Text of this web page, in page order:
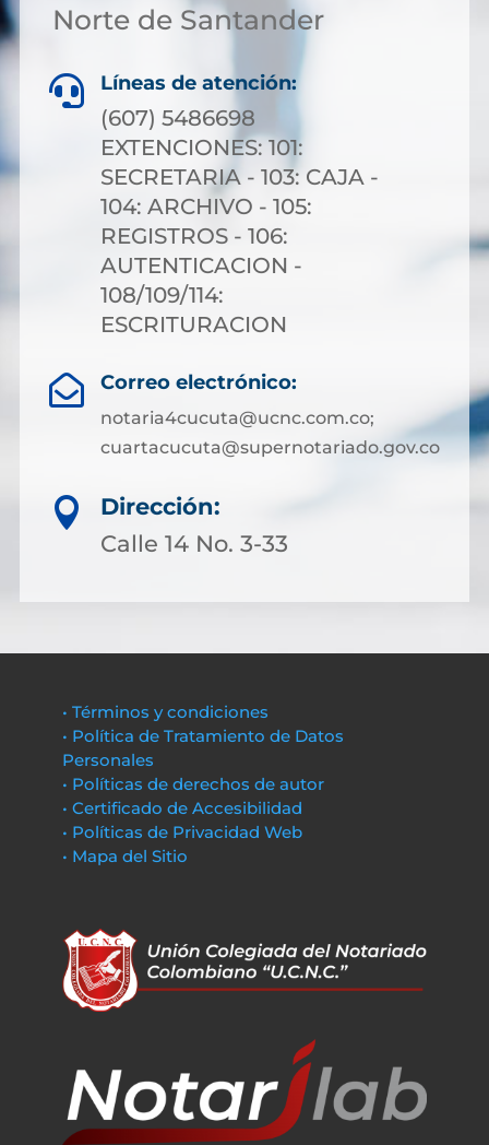
Norte de Santander
 Líneas de atención:
(607) 5486698
EXTENCIONES: 101:
SECRETARIA - 103: CAJA -
104: ARCHIVO - 105:
REGISTROS - 106:
AUTENTICACION -
108/109/114:
ESCRITURACION
 Correo electrónico:
notaria4cucuta@ucnc.com.co;
cuartacucuta@supernotariado.gov.co

Dirección:
Calle 14 No. 3-33
• Términos y condiciones
• Política de Tratamiento de Datos
Personales
• Políticas de derechos de autor
• Certificado de Accesibilidad
• Políticas de Privacidad Web
• Mapa del Sitio